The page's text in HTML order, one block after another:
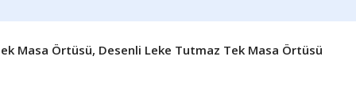
Masa Örtüsü, Desenli Leke Tutmaz Tek Masa Örtüsü